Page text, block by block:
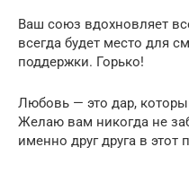
Ваш союз вдохновляет
всегда будет место для
поддержки. Горько!
Любовь — это дар,
Желаю вам никогда не
именно друг друга в этот